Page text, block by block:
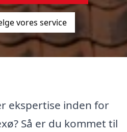
vores service
ekspertise inden for
Så er du kommet til